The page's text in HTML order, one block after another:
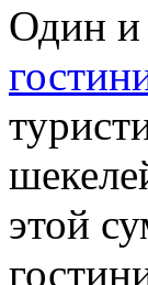
Один и
этой